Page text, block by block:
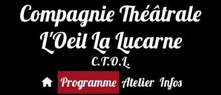
Compagnie Théâtrale
L'Oeil La Lucarne
C.T.O.L.
Programme Atelier Infos
reservation@compagnie-
loeil.fr